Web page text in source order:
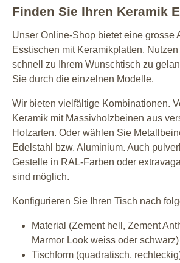
Finden Sie Ihren Keramik
Unser Online-Shop bietet eine grosse
Esstischen mit Keramikplatten.
schnell zu Ihrem Wunschtisch zu
Sie durch die einzelnen Modelle.
Wir bieten vielfältige Kombinationen.
Keramik mit Massivholzbeinen aus
Holzarten. Oder wählen Sie
Edelstahl bzw. Aluminium. Auch
Gestelle in RAL-Farben oder
sind möglich.
Konfigurieren Sie Ihren Tisch nach
Material (Zement hell, Zement
Marmor Look weiss oder schwarz)
Tischform (quadratisch,